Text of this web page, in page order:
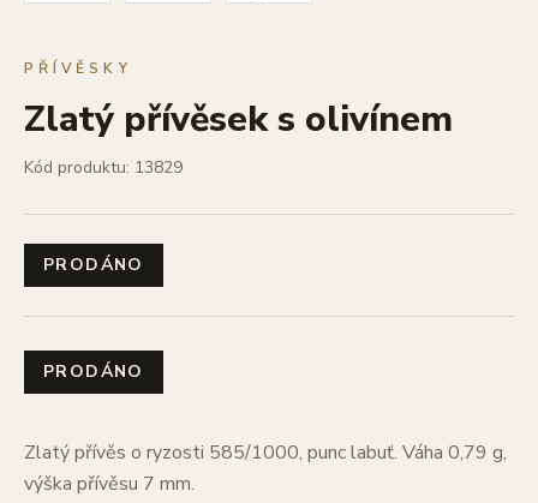
PŘÍVĚSKY
Zlatý přívěsek s olivínem
Kód produktu: 13829
PRODÁNO
PRODÁNO
Zlatý přívěs o ryzosti 585/1000, punc labuť. Váha 0,79 g,
výška přívěsu 7 mm.